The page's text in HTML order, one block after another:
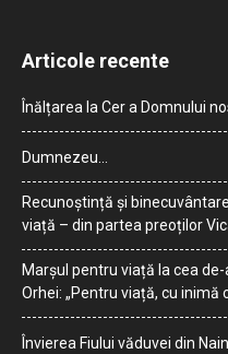
Articole recente
Înălțarea la Cer a Domnului
Dumnezeu…
Recunoștință și
viață – din partea preoților
Marșul pentru viață la cea de-
Orhei: „Pentru viață, cu inimă
Învierea Fiului văduvei din Nain